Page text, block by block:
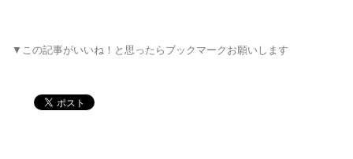
▼この記事がいいね！と思ったらブックマークお願いします